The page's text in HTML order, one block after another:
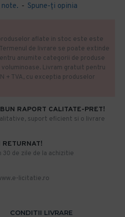
- Spune-ţi opinia
RAPORT CALITATE-PRET!
suport eficient si o livrare
RETURNAT!
de zile de la achizitie
licitatie.ro
aflate in stoc este este
de livrare se poate extinde
anumite categorii de produse
Livram gratuit pentru
+ TVA, cu exceptia produselor
CONDITII LIVRARE